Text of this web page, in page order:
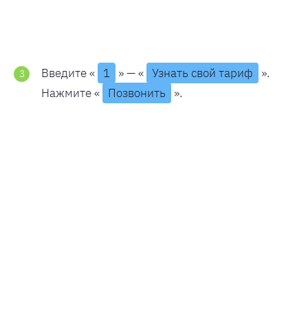
Введите « 1 » — « Узнать свой тариф
».
Нажмите « Позвонить ».